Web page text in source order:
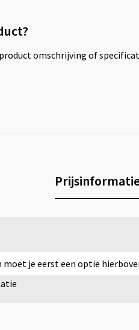
omschrijving of
je eerst een optie